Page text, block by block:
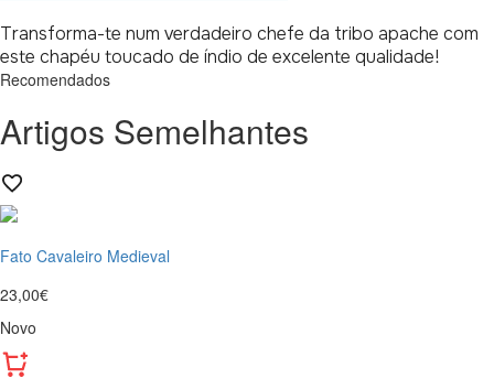
Transforma-te num verdadeiro chefe da tribo apache com
este chapéu toucado de índio de excelente qualidade!
Recomendados
Artigos Semelhantes
Fato Cavaleiro Medieval
23,00€
Novo